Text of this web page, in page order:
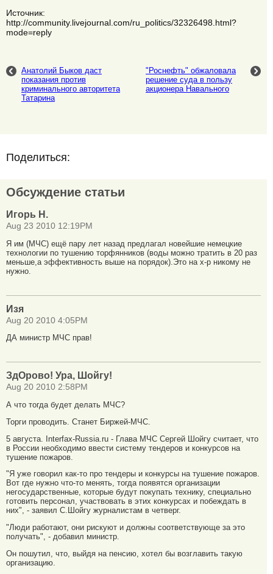
Источник:
http://community.livejournal.com/ru_politics/32326498.html?
mode=reply
Анатолий Быков даст
показания против
криминального авторитета
Татарина
"Роснефть" обжаловала
решение суда в пользу
акционера Навального
Поделиться:
Обсуждение статьи
Игорь Н.
Aug 23 2010 12:19PM
Я им (МЧС) ещё пару лет назад предлагал новейшие немецкие
технологии по тушению торфянников (воды можно тратить в 20 раз
меньше,а эффективность выше на порядок).Это на х-р никому не
нужно.
Изя
Aug 20 2010 4:05PM
ДА министр МЧС прав!
ЗдОрово! Ура, Шойгу!
Aug 20 2010 2:58PM
А что тогда будет делать МЧС?
Торги проводить. Станет Биржей-МЧС.
5 августа. Interfax-Russia.ru - Глава МЧС Сергей Шойгу считает, что
в России необходимо ввести систему тендеров и конкурсов на
тушение пожаров.
"Я уже говорил как-то про тендеры и конкурсы на тушение пожаров.
Вот где нужно что-то менять, тогда появятся организации
негосударственные, которые будут покупать технику, специально
готовить персонал, участвовать в этих конкурсах и побеждать в
них", - заявил С.Шойгу журналистам в четверг.
"Люди работают, они рискуют и должны соответствующе за это
получать", - добавил министр.
Он пошутил, что, выйдя на пенсию, хотел бы возглавить такую
организацию.